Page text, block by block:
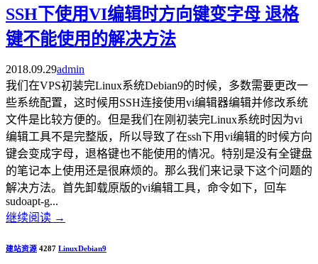
SSH下使用VI编辑时方向键变字母 退格
键不能使用的解决方法
2018.09.29admin
我们在VPS初装完Linux系统Debian9的时候，多数需要更改一
些系统配置，这时候用SSH连接使用vi编辑器编辑并修改系统
文件是比较方便的。但是我们在刚初装完Linux系统时因为vi
编辑工具不是完整版，所以导致了在ssh下用vi编辑的时候方向
键会变成字母，退格键也不能使用的情况。特别是没有全键盘
的笔记本上使用还是很麻烦的。那么我们来记录下这个问题的
解决方法。首先卸载原版的vi编辑工具，命令如下，回车
sudoapt-g...
继续阅读 →
建站资源 4287 LinuxDebian9